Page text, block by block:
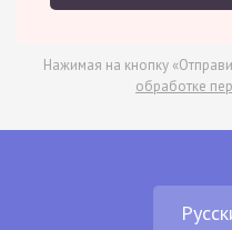
Нажимая на кнопку
обработке